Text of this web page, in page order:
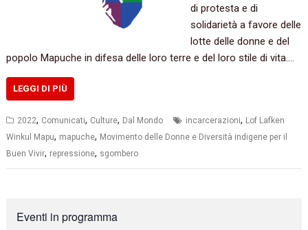
di protesta e di
solidarietà a favore delle
lotte delle donne e del
popolo Mapuche in difesa delle loro terre e del loro stile di vita.…
LEGGI DI PIÙ
2022, Comunicati, Culture, Dal Mondo incarcerazioni, Lof Lafken
Winkul Mapu, mapuche, Movimento delle Donne e Diversità indigene per il
Buen Vivir, repressione, sgombero
Eventi in programma